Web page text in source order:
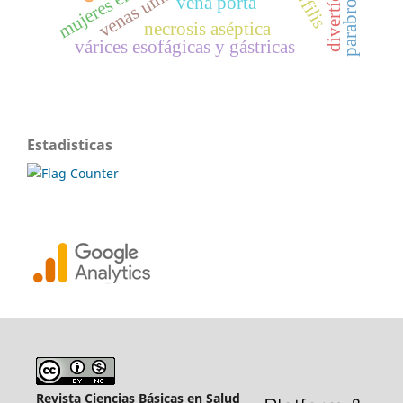
várices esofágicas y gástricas
necrosis aséptica
Estadisticas
Revista Ciencias Básicas en Salud